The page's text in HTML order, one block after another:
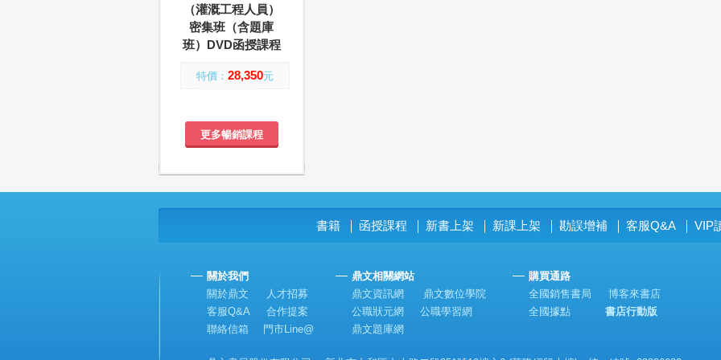
（灌溉工程人員）
密集班（含題庫
班）DVD函授課程
特價： 28,350元
更多暢銷課程
書籍 函授課程 新書上架 新課上架 勘誤增補 客服Q&A VIP
關於我們
關於鼎文
人才招募
客服Q&A
合作提案
聯絡信箱
門市Line@
鼎文相關網站
鼎文資訊網
鼎文數位學院
公職狀元網
公職學習網
鼎文題庫網
購買通路
全國銷售書局
博客來書店
全國據點
書店行動版